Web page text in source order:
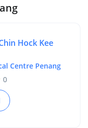
Hock Kee
Centre Penang
0